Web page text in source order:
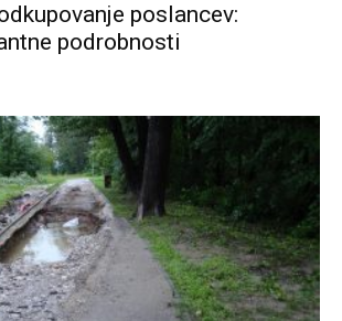
poslancev:
podrobnosti